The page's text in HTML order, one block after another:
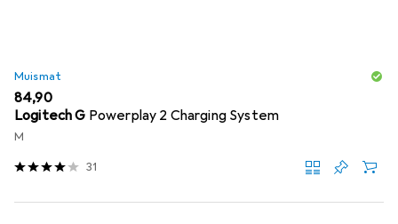
Muismat
EUR
84,90
Logitech G Powerplay 2 Charging System
M
31